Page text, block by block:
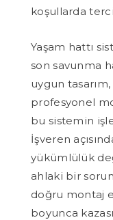
koşullarda
Yaşam hattı
son savunma
uygun
profesyonel
bu sistemin
İşveren
yükümlülük
ahlaki bir
doğru montaj
boyunca